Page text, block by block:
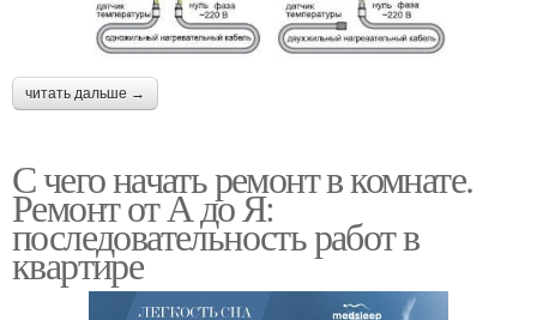
читать дальше →
С чего начать ремонт в комнате.
Ремонт от А до Я:
последовательность работ в
квартире